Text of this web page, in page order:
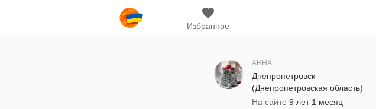
Избранное
АННА
Днепропетровск
(Днепропетровская область)
На сайте 9 лет 1 месяц